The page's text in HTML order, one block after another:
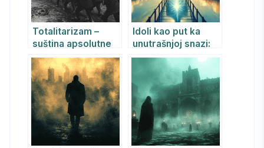
Totalitarizam –
suština apsolutne
dominacije
Idoli kao put ka
unutrašnjoj snazi:
jungovski vodič za
lični rast